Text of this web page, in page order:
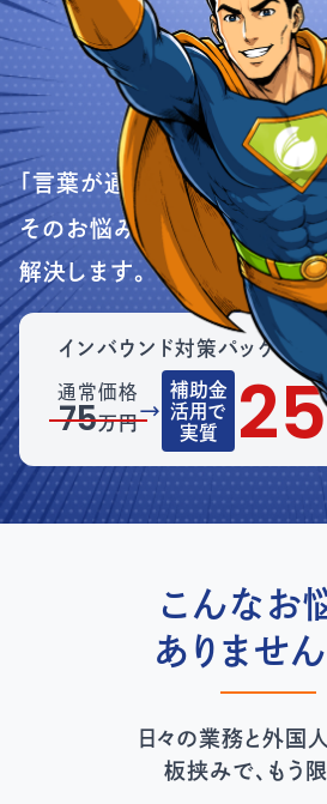
「言葉が通じない」「接客で
そのお悩み、
実質負担
解決します。
インバウンド対策パッケージ
通常価格
75万円
→
補助金
活用で
実質
こんなお
ありません
日々の業務と外国
板挟みで、もう